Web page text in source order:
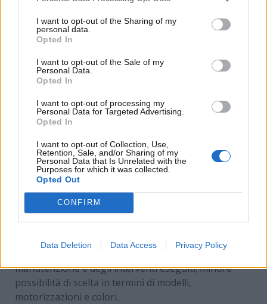
I want to opt-out of the Sharing of my
personal data.
Opted In
I want to opt-out of the Sale of my
Personal Data.
Opted In
I want to opt-out of processing my
Personal Data for Targeted Advertising.
Opted In
I want to opt-out of Collection, Use,
Retention, Sale, and/or Sharing of my
Personal Data that Is Unrelated with the
Purposes for which it was collected.
Opted Out
CONFIRM
Data Deletion Data Access Privacy Policy
I vantaggi sono tanti: prezzo di acquisto più basso
e svalutazione più lenta rispetto al nuovo; possibilità
Hyundai offre fino a 7 anni o 200.000 km di
copertura; minor ansia per piccoli danni o segni
trasporta animali; maggiore possibilità di acquistare
modelli più spaziosi, potenti e dotati di
equipaggiamenti superiori allo stesso prezzo di
un’auto nuova di segmento inferiore; se acquistata
da concessionari con programmi di usato garantito,
la vettura si presenta quasi come nuova, con
assistenza a lungo termine; costi assicurativi più
bassi e minori spese di avviamento per acquisti da
privati.Gli svantaggi invece comportano: rischi
legati all’affidabilità e alla manutenzione pregressa,
che richiedono un controllo attento del libretto di
manutenzione e degli interventi eseguiti; minore
possibilità di scelta in termini di modelli,
motorizzazioni e colori.